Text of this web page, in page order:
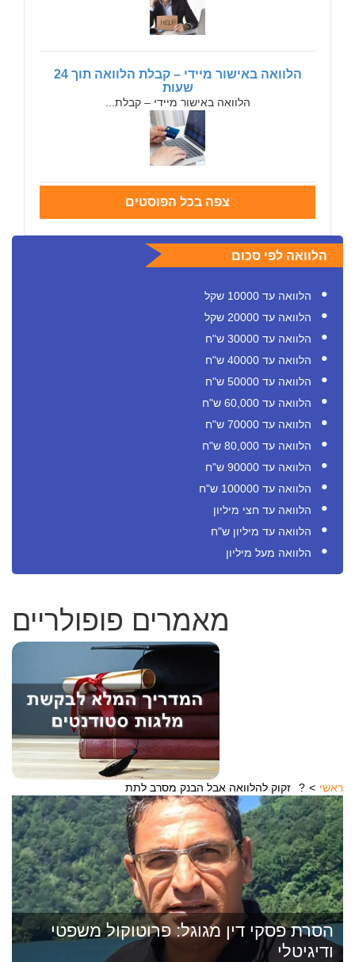
הלוואה באישור מיידי – קבלת הלוואה תוך 24
שעות
הלוואה באישור מיידי – קבלת...
צפה בכל הפוסטים
הלוואה לפי סכום
הלוואה עד 10000 שקל
הלוואה עד 20000 שקל
הלוואה עד 30000 ש"ח
הלוואה עד 40000 ש"ח
הלוואה עד 50000 ש"ח
הלוואה עד 60,000 ש"ח
הלוואה עד 70000 ש"ח
הלוואה עד 80,000 ש"ח
הלוואה עד 90000 ש"ח
הלוואה עד 100000 ש"ח
הלוואה עד חצי מיליון
הלוואה עד מיליון ש"ח
הלוואה מעל מיליון
מאמרים פופולריים
ראשי זקוק להלוואה אבל הבנק מסרב לתת?
הסרת פסקי דין מגוגל: פרוטוקול משפטי
ודיגיטלי